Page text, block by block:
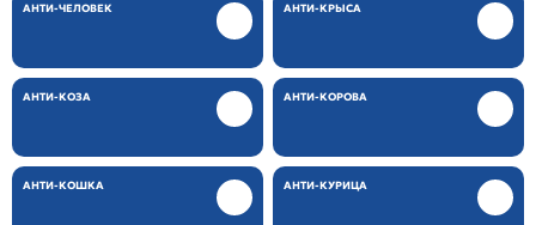
АНТИ-ЧЕЛОВЕК АНТИ-КРЫСА
АНТИ-КОЗА АНТИ-КОРОВА
АНТИ-КОШКА АНТИ-КУРИЦА